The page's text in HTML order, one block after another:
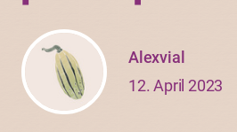
Alexvial
12. April 2023